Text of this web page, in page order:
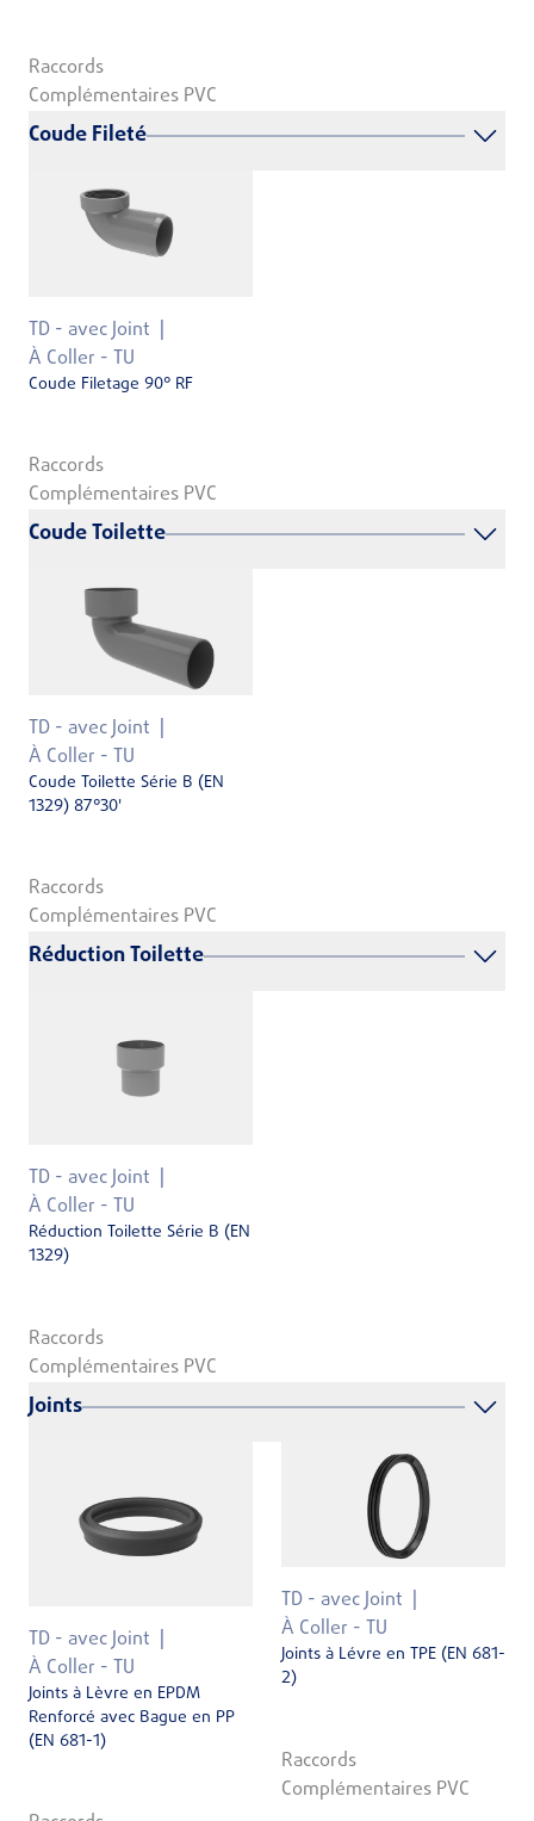
Raccords
Complémentaires PVC
Coude Fileté
TD - avec Joint
À Coller - TU
Coude Filetage 90° RF
Raccords
Complémentaires PVC
Coude Toilette
TD - avec Joint
À Coller - TU
Coude Toilette Série B (EN
1329) 87°30'
Raccords
Complémentaires PVC
Réduction Toilette
TD - avec Joint
À Coller - TU
Réduction Toilette Série B (EN
1329)
Raccords
Complémentaires PVC
Joints
TD - avec Joint
À Coller - TU
Joints à Lèvre en EPDM
Renforcé avec Bague en PP
(EN 681-1)
TD - avec Joint
À Coller - TU
Joints à Lévre en TPE (EN 681-
2)
Raccords
Complémentaires PVC